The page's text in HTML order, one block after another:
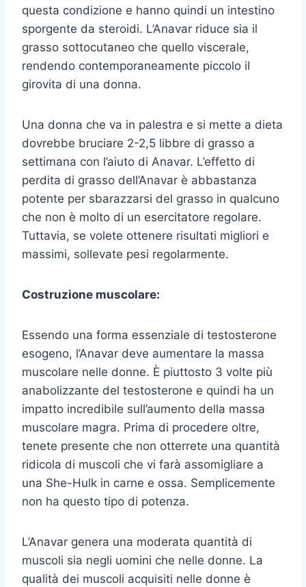
questa condizione e hanno quindi un intestino
sporgente da steroidi. L’Anavar riduce sia il
grasso sottocutaneo che quello viscerale,
rendendo contemporaneamente piccolo il
girovita di una donna.
Una donna che va in palestra e si mette a dieta
dovrebbe bruciare 2-2,5 libbre di grasso a
settimana con l’aiuto di Anavar. L’effetto di
perdita di grasso dell’Anavar è abbastanza
potente per sbarazzarsi del grasso in qualcuno
che non è molto di un esercitatore regolare.
Tuttavia, se volete ottenere risultati migliori e
massimi, sollevate pesi regolarmente.
Costruzione muscolare:
Essendo una forma essenziale di testosterone
esogeno, l’Anavar deve aumentare la massa
muscolare nelle donne. È piuttosto 3 volte più
anabolizzante del testosterone e quindi ha un
impatto incredibile sull’aumento della massa
muscolare magra. Prima di procedere oltre,
tenete presente che non otterrete una quantità
ridicola di muscoli che vi farà assomigliare a
una She-Hulk in carne e ossa. Semplicemente
non ha questo tipo di potenza.
L’Anavar genera una moderata quantità di
muscoli sia negli uomini che nelle donne. La
qualità dei muscoli acquisiti nelle donne è